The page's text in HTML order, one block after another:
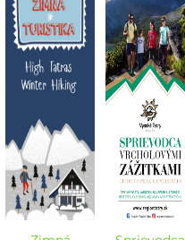
PL / RU
2022/2023